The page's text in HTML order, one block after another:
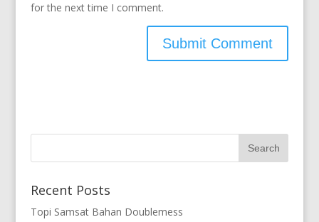
for the next time I comment.
Recent Posts
Topi Samsat Bahan Doublemess